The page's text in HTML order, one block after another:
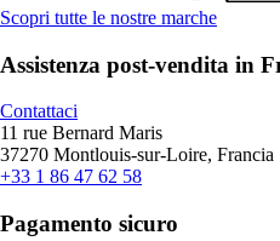
Scopri tutte le nostre marche
Assistenza post-vendita in
Contattaci
11 rue Bernard Maris
37270 Montlouis-sur-Loire, Francia
+33 1 86 47 62 58
Pagamento sicuro